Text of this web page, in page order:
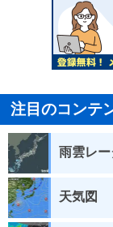
注目のコンテ
雨雲レ
天気図